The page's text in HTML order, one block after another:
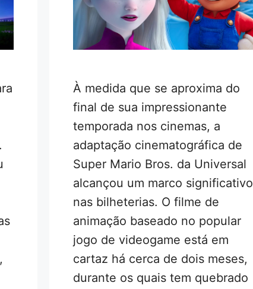
À medida que se aproxima do
final de sua impressionante
temporada nos cinemas, a
adaptação cinematográfica de
Super Mario Bros. da Universal
alcançou um marco significativo
nas bilheterias. O filme de
animação baseado no popular
jogo de videogame está em
cartaz há cerca de dois meses,
durante os quais tem quebrado